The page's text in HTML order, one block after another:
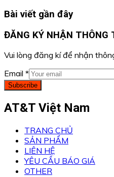
Bài viết gần đây
ĐĂNG KÝ NHẬN THÔNG
Vui lòng đăng kí để nhận
Email *
Subscribe
AT&T Việt Nam
TRANG CHỦ
SẢN PHẨM
LIÊN HỆ
YÊU CẦU BÁO GIÁ
OTHER